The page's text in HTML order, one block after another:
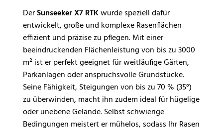
DerSunseeker X7 RTKwurde speziell dafür
entwickelt, große und komplexe Rasenflächen
effizient und präzise zu pflegen. Mit einer
beeindruckenden Flächenleistung von bis zu 3000
m² ist er perfekt geeignet für weitläufige Gärten,
Parkanlagen oder anspruchsvolle Grundstücke.
Seine Fähigkeit, Steigungen von bis zu 70 % (35°)
zu überwinden, macht ihn zudem ideal für hügelige
oder unebene Gelände. Selbst schwierige
Bedingungen meistert er mühelos, sodass Ihr Rasen